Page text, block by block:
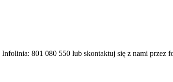
Infolinia: 801 080 550 lub skontaktuj się z nami przez